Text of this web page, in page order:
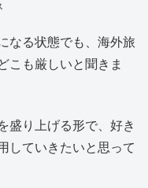
なる状態でも、海外旅
こも厳しいと聞きま
盛り上げる形で、好き
していきたいと思って